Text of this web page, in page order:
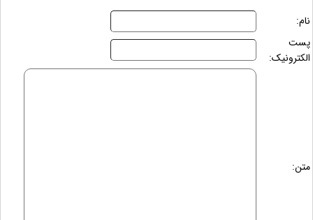
نام:
پست
الکترونیک:
متن: